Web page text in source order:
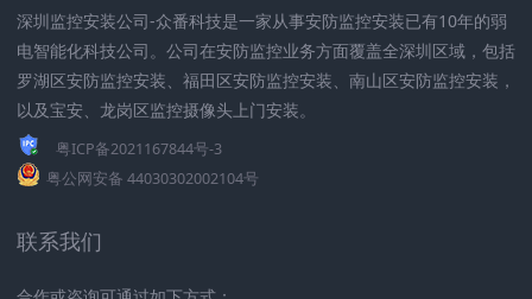
深圳监控安装公司-众番科技是一家从事安防监控安装已有10年的弱
电智能化科技公司。公司在安防监控业务方面覆盖全深圳区域，包括
罗湖区安防监控安装、福田区安防监控安装、南山区安防监控安装，
以及宝安、龙岗区监控摄像头上门安装。
粤ICP备2021167844号-3
粤公网安备 44030302002104号
联系我们